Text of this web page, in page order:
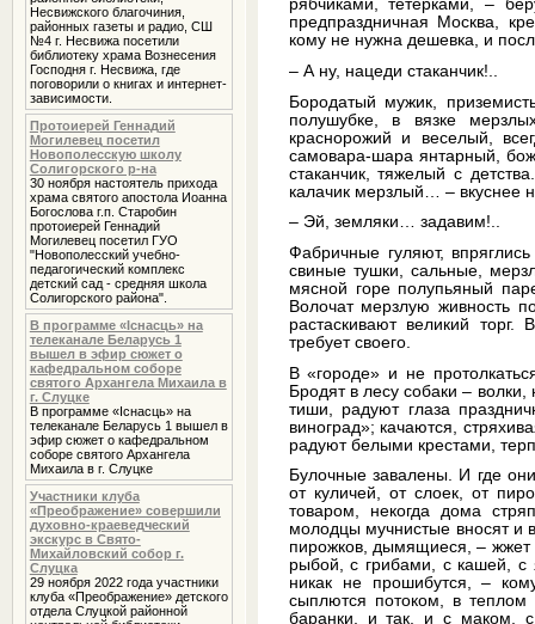
Несвижского благочиния,
районных газеты и радио, СШ
№4 г. Несвижа посетили
библиотеку храма Вознесения
Господня г. Несвижа, где
поговорили о книгах и интернет-
зависимости.
Протоиерей Геннадий
Могилевец посетил
Новополесскую школу
Солигорского р-на
30 ноября настоятель прихода
храма святого апостола Иоанна
Богослова г.п. Старобин
протоиерей Геннадий
Могилевец посетил ГУО
"Новополесский учебно-
педагогический комплекс
детский сад - средняя школа
Солигорского района".
В программе «Iснасць» на
телеканале Беларусь 1
вышел в эфир сюжет о
кафедральном соборе
святого Архангела Михаила в
г. Слуцке
В программе «Iснасць» на
телеканале Беларусь 1 вышел в
эфир сюжет о кафедральном
соборе святого Архангела
Михаила в г. Слуцке
Участники клуба
«Преображение» совершили
духовно-краеведческий
экскурс в Свято-
Михайловский собор г.
Слуцка
29 ноября 2022 года участники
клуба «Преображение» детского
отдела Слуцкой районной
рябчиками, тетерками, –
предпраздничная Москва,
кому не нужна дешевка, и
– А ну, нацеди стаканчик!..
Бородатый мужик,
полушубке, в вязке
краснорожий и веселый,
самовара-шара янтарный,
стаканчик, тяжелый с
калачик мерзлый… – вкуснее
– Эй, земляки… задавим!..
Фабричные гуляют,
свиные тушки, сальные,
мясной горе полупьяный
Волочат мерзлую живность
растаскивают великий
требует своего.
В «городе» и не
Бродят в лесу собаки –
тиши, радуют глаза
виноград»; качаются,
радуют белыми крестами,
Булочные завалены. И где
от куличей, от слоек, от
товаром, некогда дома
молодцы мучнистые вносят и
пирожков, дымящиеся, – жжет
рыбой, с грибами, с кашей, с
никак не прошибутся, –
сыплются потоком, в
баранки, и так, и с маком,